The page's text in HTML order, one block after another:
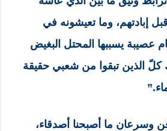
إبادتهم، وما تعيشونه في
عصيبة يسببها المحتل البغيض
الذين تبقوا من شعبي حقيقة
وسرعان ما أصبحنا أصدقاء،